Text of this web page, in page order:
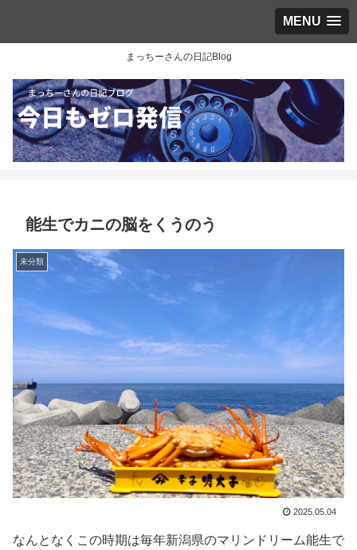
MENU
まっちーさんの日記Blog
能生でカニの脳をくうのう
未分類
2025.05.04
なんとなくこの時期は毎年新潟県のマリンドリーム能生で